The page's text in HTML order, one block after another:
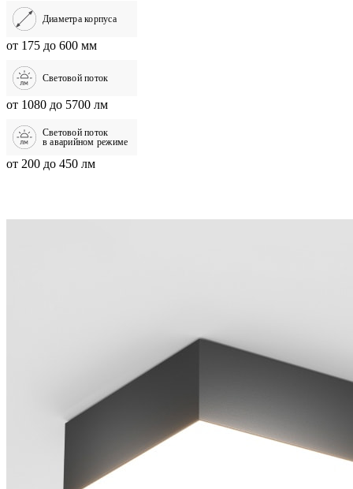
Диаметра корпуса
от 175 до 600 мм
Световой поток
от 1080 до 5700 лм
Световой поток
в аварийном режиме
от 200 до 450 лм